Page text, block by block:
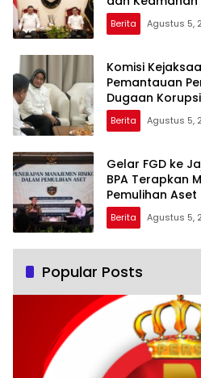
Penanganan
dan TPPU
Berita Agustus 5,
Komisi
Pemantauan
Dugaan
Melibatkan
Kejaksaan
Berita Agustus 5,
Gelar FGD ke
BPA Terapkan
Pemulihan
Pemanfaatan AI
Berita Agustus 5,
Popular Posts